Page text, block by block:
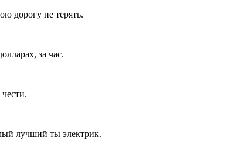
дорогу не терять.
за час.
лучший ты электрик.